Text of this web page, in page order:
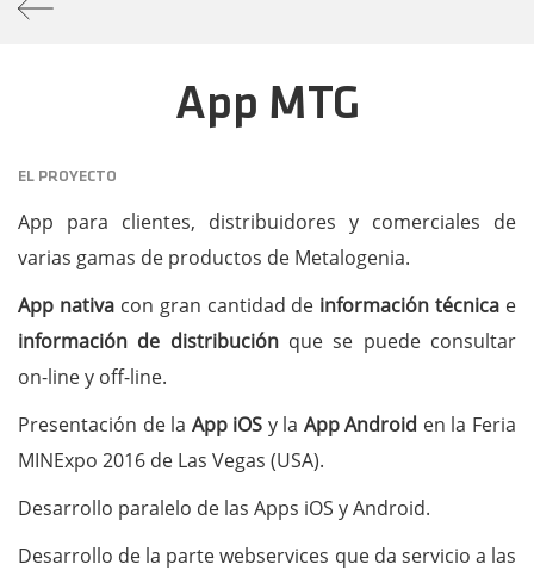
App MTG
EL PROYECTO
App para clientes, distribuidores y comerciales de
varias gamas de productos de Metalogenia.
App nativacon gran cantidad de información técnica e
información de distribuciónque se puede consultar
on-line y off-line.
Presentación de la App iOS y la App Android en la Feria
MINExpo 2016 de Las Vegas (USA).
Desarrollo paralelo de las Apps iOS y Android.
Desarrollo de la parte webservices que da servicio a las